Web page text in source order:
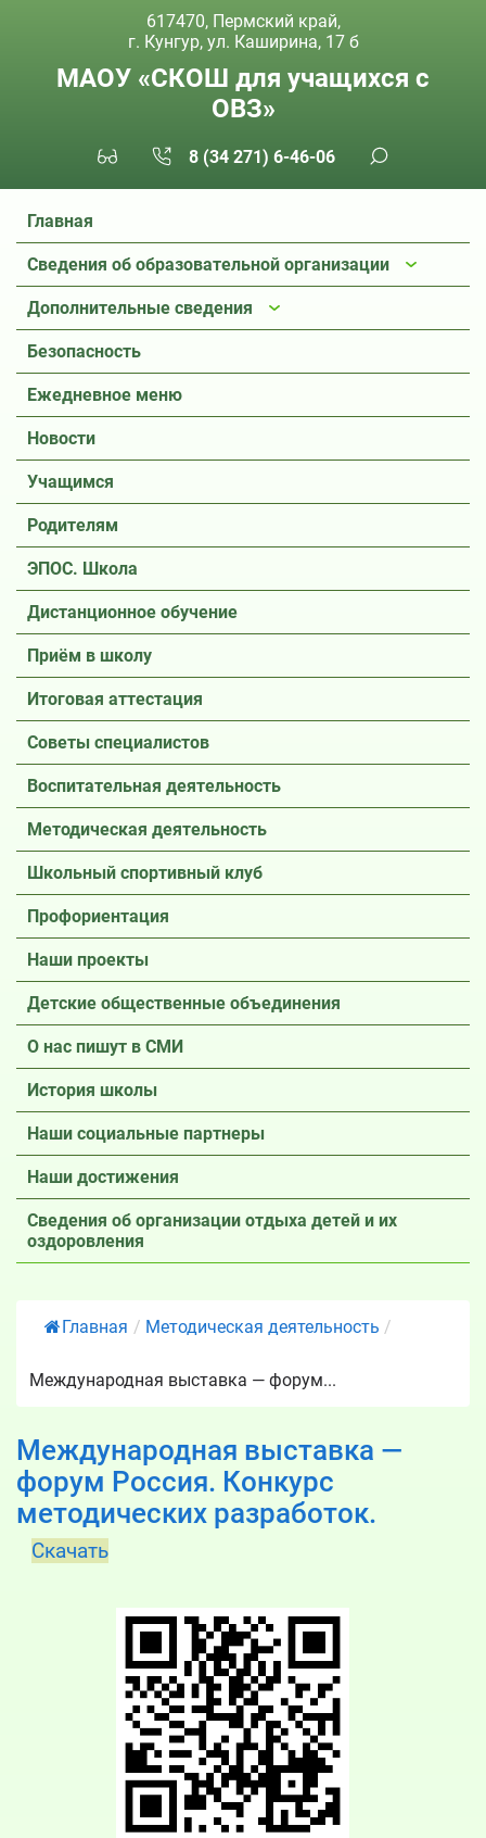
617470, Пермский край,
г. Кунгур, ул. Каширина, 17 б
МАОУ «СКОШ для учащихся с
ОВЗ»
8 (34 271) 6-46-06
Главная
Сведения об образовательной организации
Дополнительные сведения
Безопасность
Ежедневное меню
Новости
Учащимся
Родителям
ЭПОС. Школа
Дистанционное обучение
Приём в школу
Итоговая аттестация
Советы специалистов
Воспитательная деятельность
Методическая деятельность
Школьный спортивный клуб
Профориентация
Наши проекты
Детские общественные объединения
О нас пишут в СМИ
История школы
Наши социальные партнеры
Наши достижения
Сведения об организации отдыха детей и их
оздоровления
Главная / Методическая деятельность /
Международная выставка — форум...
Международная выставка —
форум Россия. Конкурс
методических разработок.
Скачать